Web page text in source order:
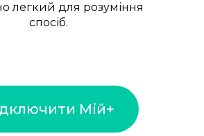
легкий для розуміння
спосіб.
Мій+